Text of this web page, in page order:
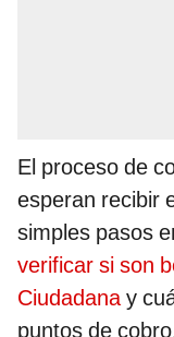
El proceso de
esperan recibir
simples pasos
verificar si son
Ciudadanay
puntos de